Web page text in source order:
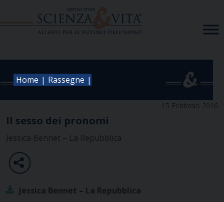
Home | Rassegne |
15 Febbraio 2016
Il sesso dei pronomi
Jessica Bennet – La Repubblica
Jessica Bennet – La Repubblica